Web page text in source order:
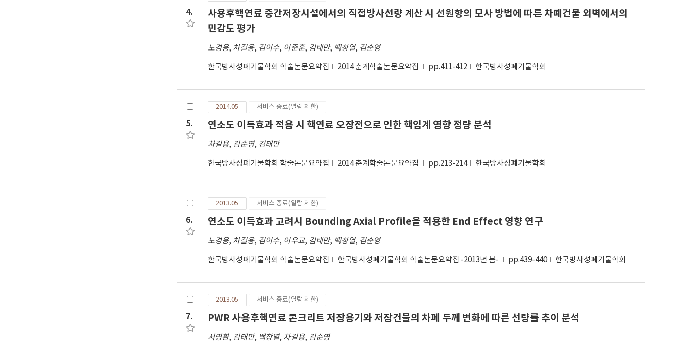
4.
사용후핵연료 중간저장시설에서의 직접방사선량 계산 시 선원항의 모사 방법에 따른 차폐건물 외벽에서의
민감도 평가
노경용, 차길용, 김이수, 이준훈, 김태만, 백창열, 김순영
한국방사성폐기물학회 학술논문요약집 2014 춘계학술논문요약집 pp.411-412 한국방사성폐기물학회
5.
2014.05 서비스 종료(열람 제한)
연소도 이득효과 적용 시 핵연료 오장전으로 인한 핵임계 영향 정량 분석
차길용, 김순영, 김태만
한국방사성폐기물학회 학술논문요약집 2014 춘계학술논문요약집 pp.213-214 한국방사성폐기물학회
6.
2013.05 서비스 종료(열람 제한)
연소도 이득효과 고려시 Bounding Axial Profile을 적용한 End Effect 영향 연구
노경용, 차길용, 김이수, 이우교, 김태만, 백창열, 김순영
한국방사성폐기물학회 학술논문요약집 한국방사성폐기물학회 학술논문요약집 -2013년 봄- pp.439-440 한국방사성폐기물학회
7.
2013.05 서비스 종료(열람 제한)
PWR 사용후핵연료 콘크리트 저장용기와 저장건물의 차폐 두께 변화에 따른 선량률 추이 분석
서명환, 김태만, 백창열, 차길용, 김순영